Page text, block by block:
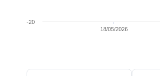
18/05/2026
-20